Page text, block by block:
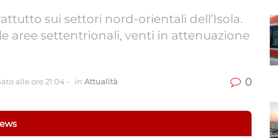
sui settori nord-orientali dell’Isola.
aree settentrionali, venti in attenuazione
alle ore 21:04 - in Attualità 0